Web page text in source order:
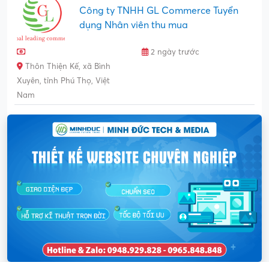
Công ty TNHH GL Commerce Tuyển
dụng Nhân viên thu mua
2 ngày trước
Thôn Thiện Kế, xã Bình
Xuyên, tỉnh Phú Thọ, Việt
Nam